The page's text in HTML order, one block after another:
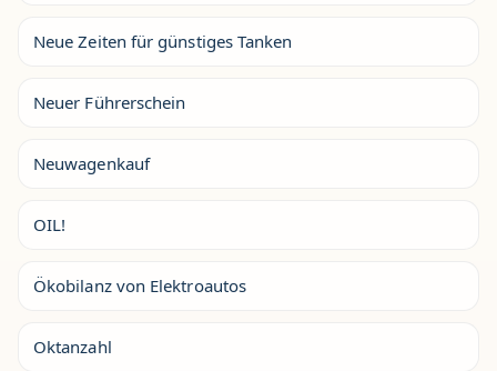
Neue Zeiten für günstiges Tanken
Neuer Führerschein
Neuwagenkauf
OIL!
Ökobilanz von Elektroautos
Oktanzahl